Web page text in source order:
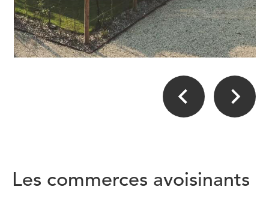
Les commerces avoisinants